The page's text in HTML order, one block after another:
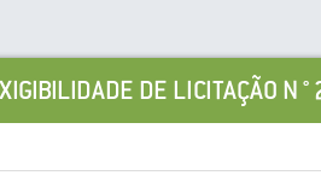
DE LICITAÇÃO N